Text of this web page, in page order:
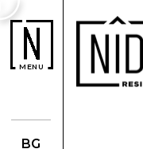
MENU
BG